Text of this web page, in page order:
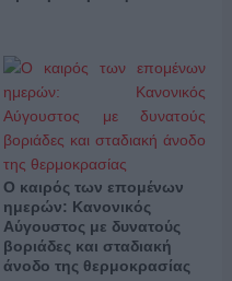
Ο καιρός των επομένων
ημερών: Κανονικός
Αύγουστος με δυνατούς
βοριάδες και σταδιακή
άνοδο της θερμοκρασίας